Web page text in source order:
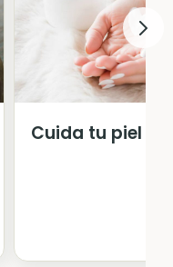
Cuida tu piel